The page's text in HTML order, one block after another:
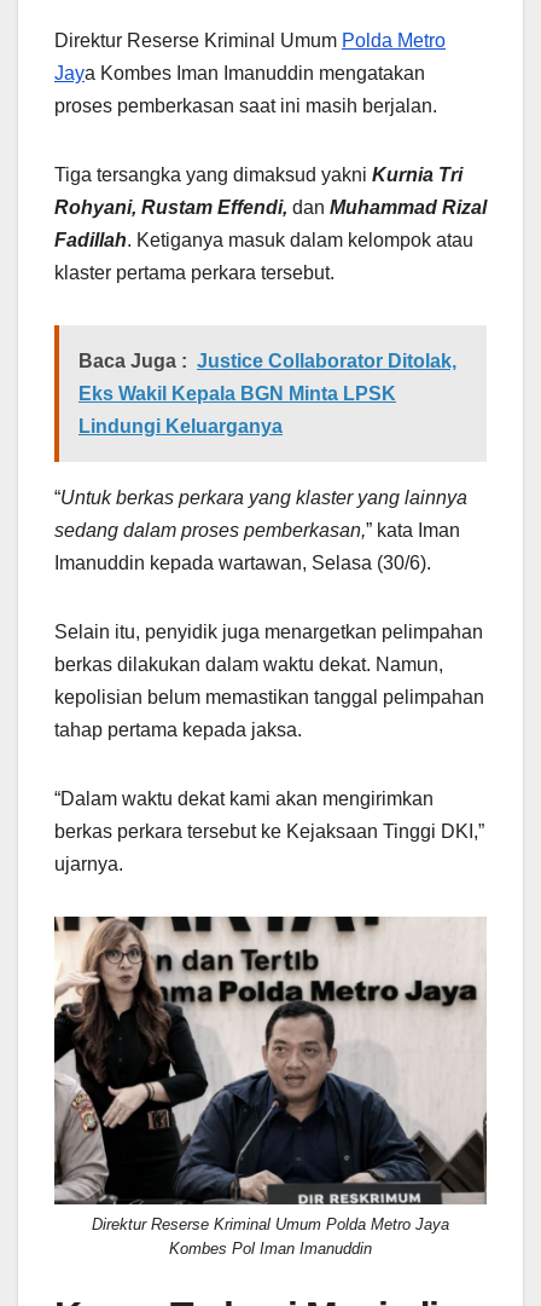
Direktur Reserse Kriminal Umum Polda Metro
Jaya Kombes Iman Imanuddin mengatakan
proses pemberkasan saat ini masih berjalan.
Tiga tersangka yang dimaksud yakni Kurnia Tri
Rohyani, Rustam Effendi, dan Muhammad Rizal
Fadillah. Ketiganya masuk dalam kelompok atau
klaster pertama perkara tersebut.
Baca Juga : Justice Collaborator Ditolak,
Eks Wakil Kepala BGN Minta LPSK
Lindungi Keluarganya
“Untuk berkas perkara yang klaster yang lainnya
sedang dalam proses pemberkasan,” kata Iman
Imanuddin kepada wartawan, Selasa (30/6).
Selain itu, penyidik juga menargetkan pelimpahan
berkas dilakukan dalam waktu dekat. Namun,
kepolisian belum memastikan tanggal pelimpahan
tahap pertama kepada jaksa.
“Dalam waktu dekat kami akan mengirimkan
berkas perkara tersebut ke Kejaksaan Tinggi DKI,”
ujarnya.
Direktur Reserse Kriminal Umum Polda Metro Jaya
Kombes Pol Iman Imanuddin